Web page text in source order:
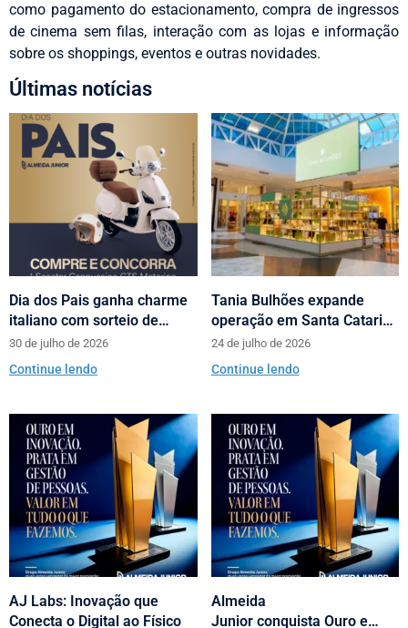
como pagamento do estacionamento, compra de ingressos
de cinema sem filas, interação com as lojas e informação
sobre os shoppings, eventos e outras novidades.
Últimas notícias
Dia dos Pais ganha charme
italiano com sorteio de
scooters Motorino pela
Almeida Junior
30 de julho de 2026
Continue lendo
Tania Bulhões expande
operação em Santa Catarina
com loja no Neumarkt
Shopping
24 de julho de 2026
Continue lendo
AJ Labs: Inovação que
Conecta o Digital ao Físico
Almeida
Junior conquista Ouro e